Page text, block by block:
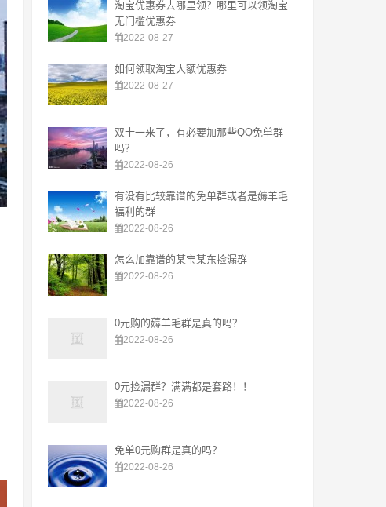
淘宝优惠券去哪里领？哪里可以领淘宝
无门槛优惠券
2022-08-27
如何领取淘宝大额优惠券
2022-08-27
双十一来了，有必要加那些QQ免单群
吗？
2022-08-26
有没有比较靠谱的免单群或者是薅羊毛
福利的群
2022-08-26
怎么加靠谱的某宝某东捡漏群
2022-08-26
0元购的薅羊毛群是真的吗？
2022-08-26
0元捡漏群？满满都是套路！！
2022-08-26
免单0元购群是真的吗？
2022-08-26